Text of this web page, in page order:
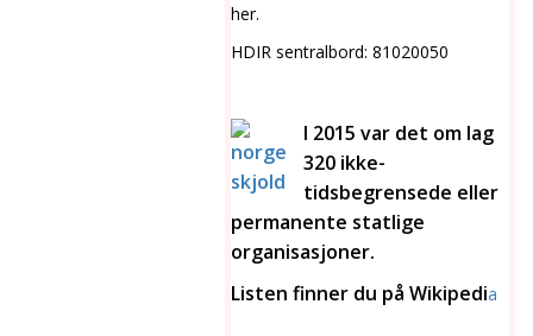
her.
HDIR sentralbord: 81020050
I 2015 var det om lag
320 ikke-
tidsbegrensede eller
permanente statlige
organisasjoner.
Listen finner du på Wikipedia